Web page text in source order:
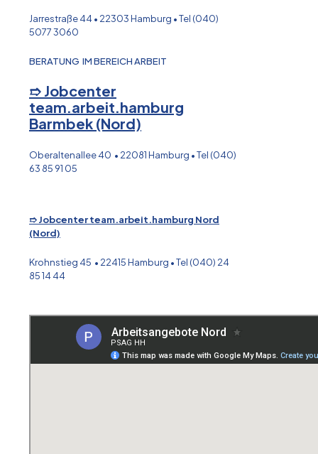
Jarrestraße 44 • 22303 Hamburg • Tel (040)
5077 3060
BERATUNG IM BEREICH ARBEIT
➱ Jobcenter
team.arbeit.hamburg
Barmbek (Nord)
Oberaltenallee 40 • 22081 Hamburg • Tel (040)
63 85 91 05
➱ Jobcenter team.arbeit.hamburg Nord
(Nord)
Krohnstieg 45 • 22415 Hamburg • Tel (040) 24
85 14 44